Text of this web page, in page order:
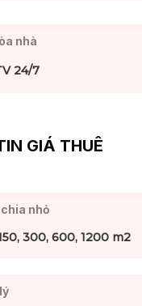
nhà
24/7
GIÁ THUÊ
nhỏ
300, 600, 1200 m2